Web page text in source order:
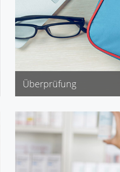
Überprüfung
Hausapotheke
Kfz-Verbandkasten
Reiseapotheke